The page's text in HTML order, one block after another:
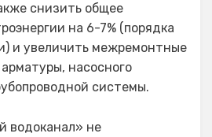
снизить общее
на 6-7% (порядка
и увеличить межремонтные
насосного
системы.
водоканал» не